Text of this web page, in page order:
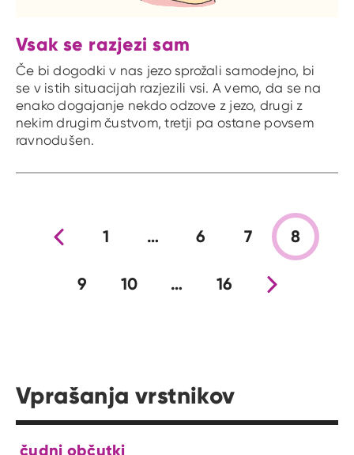
Vsak se razjezi sam
Če bi dogodki v nas jezo sprožali samodejno, bi
se v istih situacijah razjezili vsi. A vemo, da se na
enako dogajanje nekdo odzove z jezo, drugi z
nekim drugim čustvom, tretji pa ostane povsem
ravnodušen.
Prejšnja stran
1 … 6 7 8
9 10 … 16Nova stran
Vprašanja vrstnikov
čudni občutki